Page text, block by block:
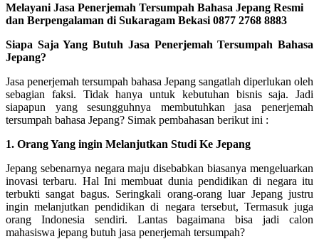
Melayani Jasa Penerjemah Tersumpah Bahasa Jepang Resmi
dan Berpengalaman di Sukaragam Bekasi 0877 2768 8883
Siapa Saja Yang Butuh Jasa Penerjemah Tersumpah Bahasa
Jepang?
Jasa penerjemah tersumpah bahasa Jepang sangatlah diperlukan oleh
sebagian faksi. Tidak hanya untuk kebutuhan bisnis saja. Jadi
siapapun yang sesungguhnya membutuhkan jasa penerjemah
tersumpah bahasa Jepang? Simak pembahasan berikut ini :
1. Orang Yang ingin Melanjutkan Studi Ke Jepang
Jepang sebenarnya negara maju disebabkan biasanya mengeluarkan
inovasi terbaru. Hal Ini membuat dunia pendidikan di negara itu
terbukti sangat bagus. Seringkali orang-orang luar Jepang justru
ingin melanjutkan pendidikan di negara tersebut, Termasuk juga
orang Indonesia sendiri. Lantas bagaimana bisa jadi calon
mahasiswa jepang butuh jasa penerjemah tersumpah?